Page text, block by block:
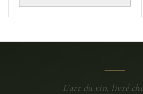
L'art du vin, livré